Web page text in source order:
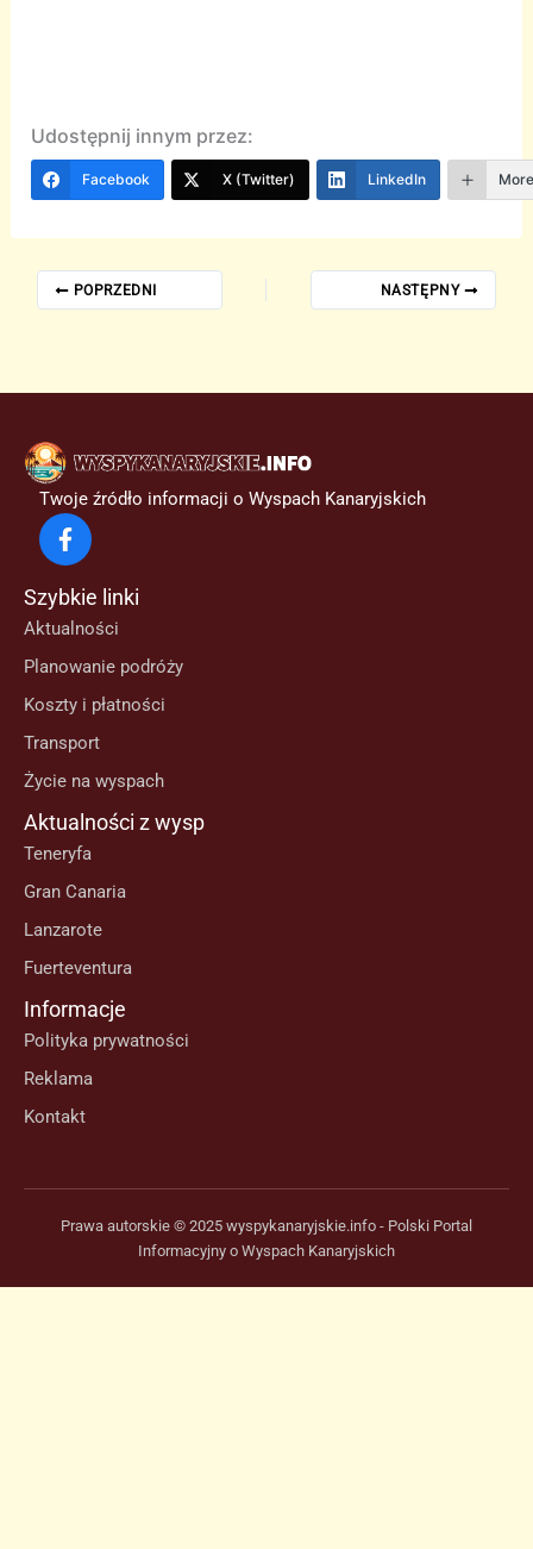
Udostępnij innym przez:
Facebook X (Twitter) LinkedIn
POPRZEDNI NASTĘPNY
Twoje źródło informacji o Wyspach Kanaryjskich
Szybkie linki
Aktualności
Planowanie podróży
Koszty i płatności
Transport
Życie na wyspach
Aktualności z wysp
Teneryfa
Gran Canaria
Lanzarote
Fuerteventura
Informacje
Polityka prywatności
Reklama
Kontakt
Prawa autorskie © 2025 wyspykanaryjskie.info - Polski Portal
Informacyjny o Wyspach Kanaryjskich